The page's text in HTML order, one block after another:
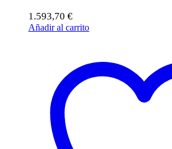
1.593,70 €
Añadir al carrito